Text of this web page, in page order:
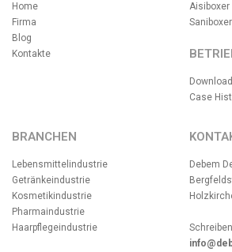
Home
Firma
Blog
Kontakte
Aisiboxer
Saniboxer
Download
Case
BRANCHEN
Lebensmittelindustrie
Getränkeindustrie
Kosmetikindustrie
Pharmaindustrie
Haarpflegeindustrie
Debem